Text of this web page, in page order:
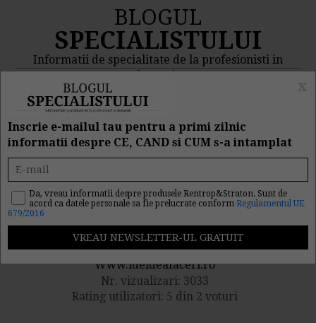
BLOGUL
SPECIALISTULUI
Informatii de specialitate de la profesionisti in
domeniu
MENIU
O noua afacere banoasa:
ferma de melci
Publicat de catre
Www.ideideafaceri.ro
Nr. vizualizari: 3033
Rating utilizatori: 5 din 2 voturi
Inscrie e-mailul tau pentru a primi zilnic
informatii despre CE, CAND si CUM s-a intamplat
Da, vreau informatii despre produsele Rentrop&Straton. Sunt de
acord ca datele personale sa fie prelucrate conform Regulamentul UE
679/2016